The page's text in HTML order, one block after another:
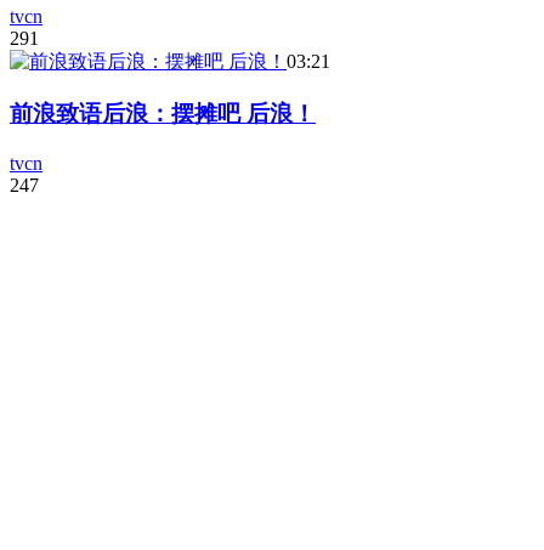
tvcn
291
03:21
前浪致语后浪：摆摊吧 后浪！
tvcn
247